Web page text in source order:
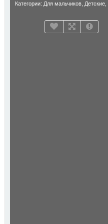
Категории: Для мальчиков Детские